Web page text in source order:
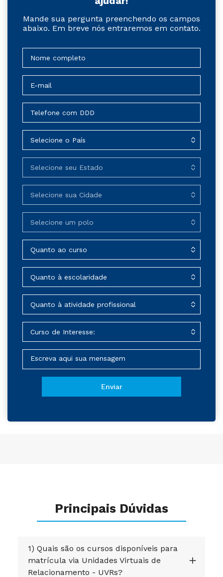
Mande sua pergunta preenchendo os campos
abaixo. Em breve nós entraremos em contato.
Principais Dúvidas
1) Quais são os cursos disponíveis para
matrícula via Unidades Virtuais de
Relacionamento - UVRs?